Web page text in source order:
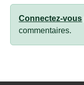
Connectez-vous
commentaires.